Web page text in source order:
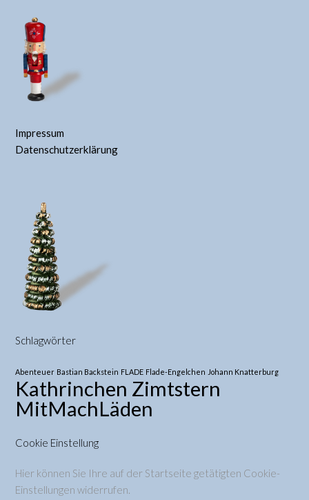
Impressum
Datenschutzerklärung
Schlagwörter
Abenteuer Bastian Backstein FLADE Flade-Engelchen Johann Knatterburg
Kathrinchen Zimtstern
MitMachLäden
Cookie Einstellung
Hier können Sie Ihre auf der Startseite getätigten Cookie-
Einstellungen widerrufen.